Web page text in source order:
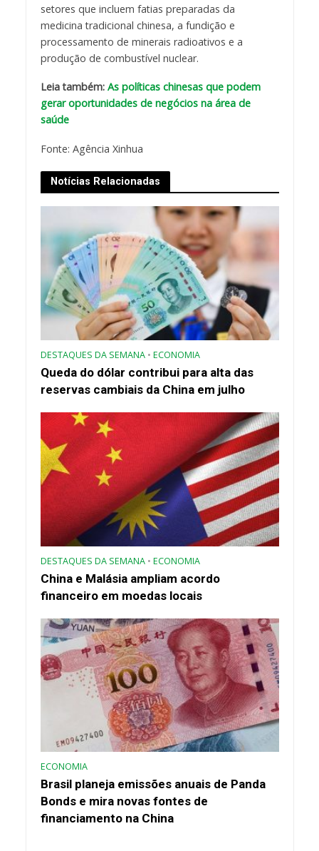
setores que incluem fatias preparadas da
medicina tradicional chinesa, a fundição e
processamento de minerais radioativos e a
produção de combustível nuclear.
Leia também: As políticas chinesas que podem
gerar oportunidades de negócios na área de
saúde
Fonte: Agência Xinhua
Notícias Relacionadas
DESTAQUES DA SEMANA • ECONOMIA
Queda do dólar contribui para alta das
reservas cambiais da China em julho
DESTAQUES DA SEMANA • ECONOMIA
China e Malásia ampliam acordo
financeiro em moedas locais
ECONOMIA
Brasil planeja emissões anuais de Panda
Bonds e mira novas fontes de
financiamento na China